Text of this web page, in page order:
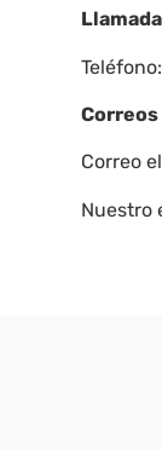
Correo
Nuestro